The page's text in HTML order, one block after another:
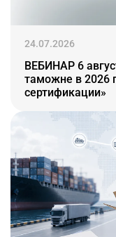
24.07.2026
ВЕБИНАР 6
таможне в 2026
сертификации»